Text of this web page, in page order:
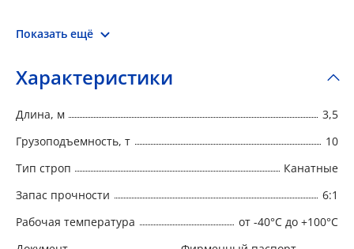
Показать ещё
Характеристики
Длина, м
3,5
Грузоподъемность, т
10
Тип строп
Канатные
Запас прочности
6:1
Рабочая температура
от -40°C до +100°C